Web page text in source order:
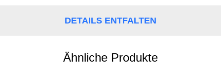
DETAILS ENTFALTEN
Ähnliche Produkte